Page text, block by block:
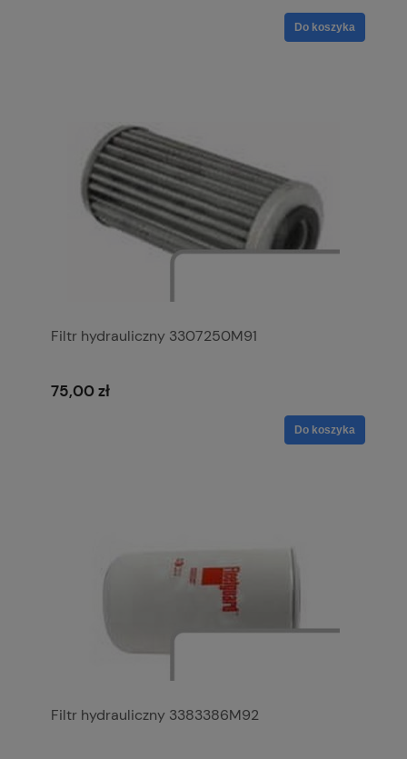
Do koszyka
Filtr hydrauliczny 3307250M91
75,00 zł
Do koszyka
Filtr hydrauliczny 3383386M92